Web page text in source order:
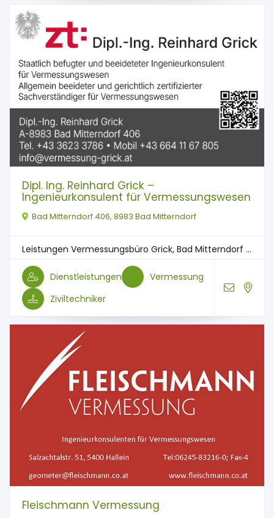
Dipl. Ing. Reinhard Grick –
Ingenieurkonsulent für Vermessungswesen
Bad Mitterndorf 406, 8983 Bad Mitterndorf
Leistungen Vermessungsbüro Grick, Bad Mitterndorf ...
Dienstleistungen
Vermessung
Ziviltechniker
Fleischmann Vermessung